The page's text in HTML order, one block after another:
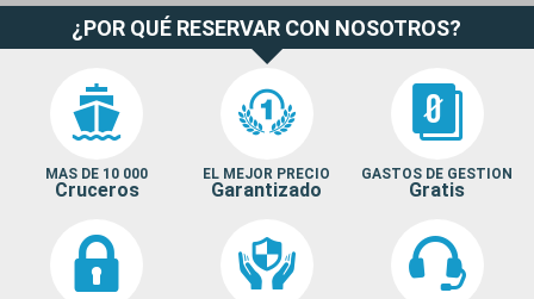
¿POR QUÉ RESERVAR CON NOSOTROS?
MAS DE 10 000
Cruceros
EL MEJOR PRECIO
Garantizado
GASTOS DE GESTION
Gratis